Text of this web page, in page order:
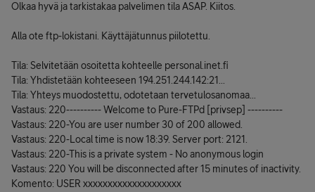
Olkaa hyvä ja tarkistakaa palvelimen tila ASAP. Kiitos.
Alla ote ftp-lokistani. Käyttäjätunnus piilotettu.
Tila: Selvitetään osoitetta kohteelle personal.inet.fi
Tila: Yhdistetään kohteeseen 194.251.244.142:21...
Tila: Yhteys muodostettu, odotetaan tervetulosanomaa...
Vastaus: 220---------- Welcome to Pure-FTPd [privsep] ----------
Vastaus: 220-You are user number 30 of 200 allowed.
Vastaus: 220-Local time is now 18:39. Server port: 2121.
Vastaus: 220-This is a private system - No anonymous login
Vastaus: 220 You will be disconnected after 15 minutes of inactivity.
Komento: USER xxxxxxxxxxxxxxxxxxxx